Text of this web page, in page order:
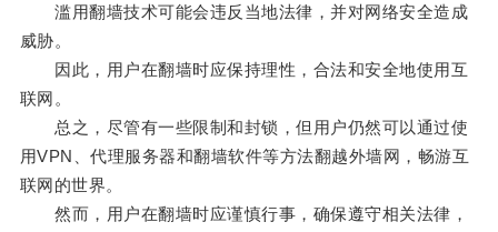
滥用翻墙技术可能会违反当地法律，并对网络安全造成
威胁。
因此，用户在翻墙时应保持理性，合法和安全地使用互
联网。
总之，尽管有一些限制和封锁，但用户仍然可以通过使
用VPN、代理服务器和翻墙软件等方法翻越外墙网，畅游互
联网的世界。
然而，用户在翻墙时应谨慎行事，确保遵守相关法律，